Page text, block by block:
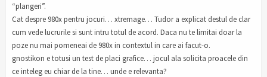
“plangeri”.
Cat despre 980x pentru jocuri… xtremage… Tudor a explicat destul de clar
cum vede lucrurile si sunt intru totul de acord. Daca nu te limitai doar la
poze nu mai pomeneai de 980x in contextul in care ai facut-o.
gnostikon e totusi un test de placi grafice… jocul ala solicita proacele din
ce inteleg eu chiar de la tine… unde e relevanta?